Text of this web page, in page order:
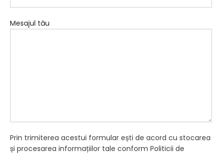
Mesajul tău
Prin trimiterea acestui formular ești de acord cu stocarea
și procesarea informațiilor tale conform Politicii de